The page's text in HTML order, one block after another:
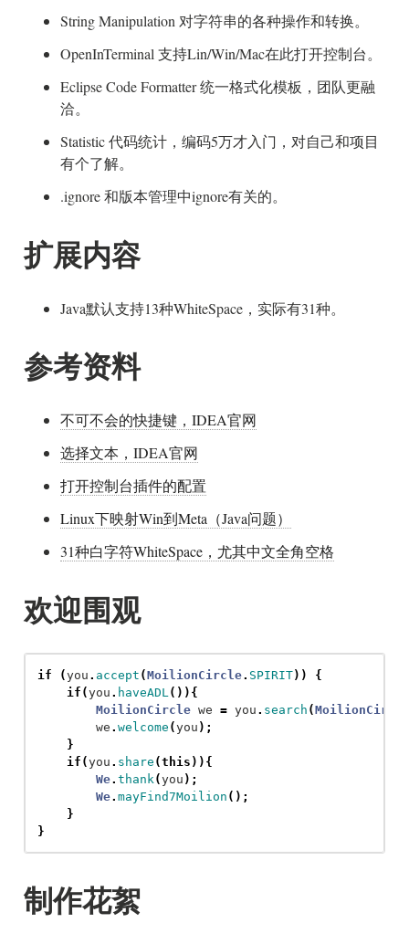
String Manipulation 对字符串的各种操作和转换。
OpenInTerminal 支持Lin/Win/Mac在此打开控制台。
Eclipse Code Formatter 统一格式化模板，团队更融
洽。
Statistic 代码统计，编码5万才入门，对自己和项目
有个了解。
.ignore 和版本管理中ignore有关的。
扩展内容
Java默认支持13种WhiteSpace，实际有31种。
参考资料
不可不会的快捷键，IDEA官网
选择文本，IDEA官网
打开控制台插件的配置
Linux下映射Win到Meta（Java问题）
31种白字符WhiteSpace，尤其中文全角空格
欢迎围观
if (you . accept (MoilionCircle. SPIRIT))
{
if (you . haveADL ()){
MoilionCircle we = you . search (MoilionCircle
we . welcome (you );
}
if (you . share (this )){
We. thank (you );
We. mayFind7Moilion ();
}
}
制作花絮